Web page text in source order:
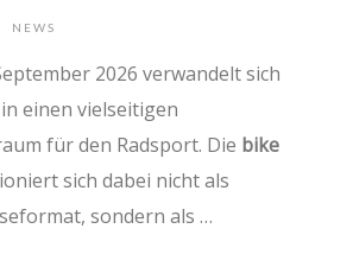
NEWS
2026 verwandelt sich
einen vielseitigen
für den Radsport. Die bike
sich dabei nicht als
sondern als …